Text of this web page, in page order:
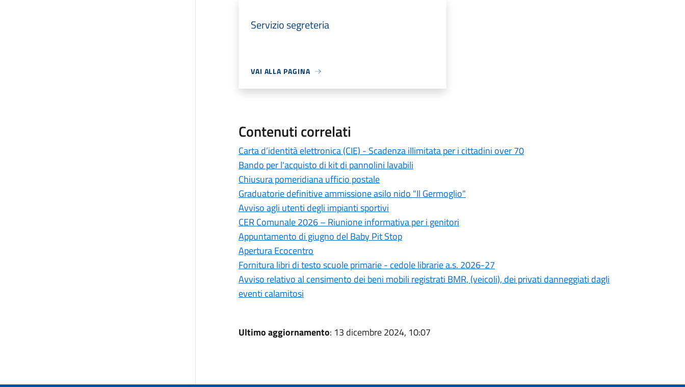
Servizio segreteria
VAI ALLA PAGINA
Contenuti correlati
Carta d’identità elettronica (CIE) - Scadenza illimitata per i cittadini over 70
Bando per l'acquisto di kit di pannolini lavabili
Chiusura pomeridiana ufficio postale
Graduatorie definitive ammissione asilo nido "Il Germoglio"
Avviso agli utenti degli impianti sportivi
CER Comunale 2026 – Riunione informativa per i genitori
Appuntamento di giugno del Baby Pit Stop
Apertura Ecocentro
Fornitura libri di testo scuole primarie - cedole librarie a.s. 2026-27
Avviso relativo al censimento dei beni mobili registrati BMR, (veicoli), dei privati danneggiati dagli
eventi calamitosi
Ultimo aggiornamento: 13 dicembre 2024, 10:07